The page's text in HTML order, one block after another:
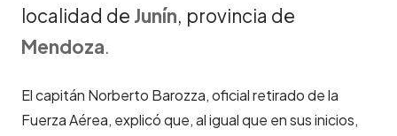
localidad de Junín, provincia de
Mendoza.
El capitán Norberto Barozza, oficial retirado de la
Fuerza Aérea, explicó que, al igual que en sus inicios,